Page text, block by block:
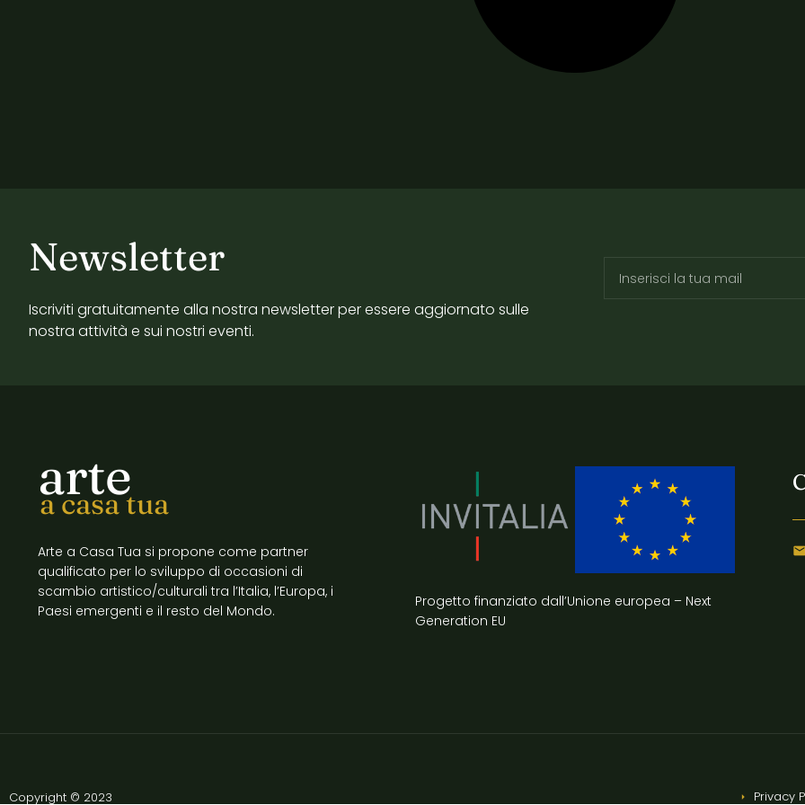
Newsletter
Iscriviti gratuitamente alla nostra newsletter per essere aggiornato sulle
nostra attività e sui nostri eventi.
arte
a casa tua
Arte a Casa Tua si propone come partner
qualificato per lo sviluppo di occasioni di
scambio artistico/culturali tra l’Italia, l’Europa, i
Paesi emergenti e il resto del Mondo.
Progetto finanziato dall’Unione europea – Next
Generation EU
Copyright © 2023 Privacy